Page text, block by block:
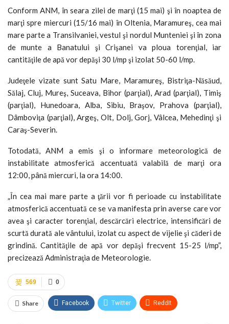
Conform ANM, în seara zilei de marţi (15 mai) şi în noaptea de
marţi spre miercuri (15/16 mai) în Oltenia, Maramureş, cea mai
mare parte a Transilvaniei, vestul şi nordul Munteniei şi în zona
de munte a Banatului şi Crişanei va ploua torenţial, iar
cantităţile de apă vor depăşi 30 l/mp şi izolat 50-60 l/mp.
Judeţele vizate sunt Satu Mare, Maramureş, Bistriţa-Năsăud,
Sălaj, Cluj, Mureş, Suceava, Bihor (parţial), Arad (parţial), Timiş
(parţial), Hunedoara, Alba, Sibiu, Braşov, Prahova (parţial),
Dâmboviţa (parţial), Argeş, Olt, Dolj, Gorj, Vâlcea, Mehedinţi şi
Caraş-Severin.
Totodată, ANM a emis şi o informare meteorologică de
instabilitate atmosferică accentuată valabilă de marţi ora
12:00, până miercuri, la ora 14:00.
„În cea mai mare parte a ţării vor fi perioade cu instabilitate
atmosferică accentuată ce se va manifesta prin averse care vor
avea şi caracter torenţial, descărcări electrice, intensificări de
scurtă durată ale vântului, izolat cu aspect de vijelie şi căderi de
grindină. Cantităţile de apă vor depăşi frecvent 15-25 l/mp”,
precizează Administraţia de Meteorologie.
0
569
Share Facebook Twitter ReddIt